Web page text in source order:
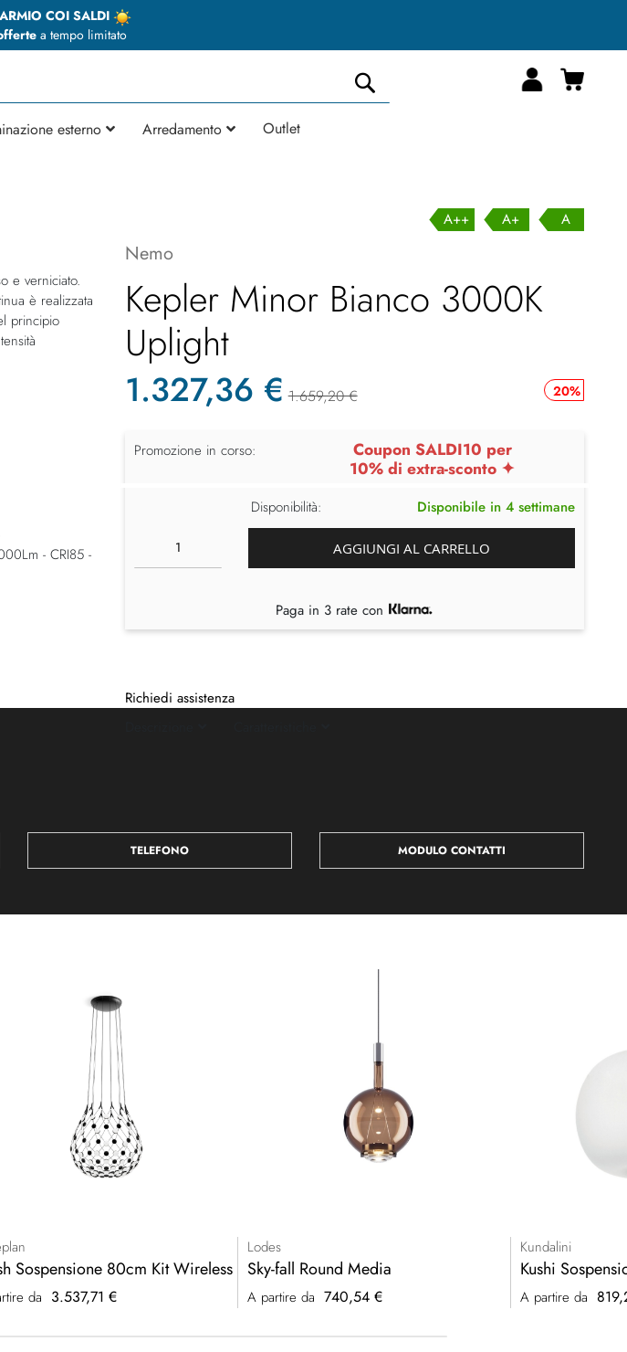
COI SALDI
a tempo limitato
Cerca
Carrello
esterno Arredamento Outlet
e verniciato.
è realizzata
principio
- CRI85 -
A++ A+ A
Nemo
Kepler Minor Bianco 3000K
Uplight
20%
1.327,36 € 1.659,20 €
Promozione in corso:
Coupon SALDI10 per
10% di extra-sconto ✦
Disponibilità: Disponibile in 4 settimane
AGGIUNGI AL CARRELLO
Paga in 3 rate con
Richiedi assistenza
TELEFONO MODULO CONTATTI
Sospensione 80cm Kit Wireless
da 3.537,71 €
Lodes
Sky-fall Round Media
A partire da 740,54 €
Kundalini
Kushi
A partire da